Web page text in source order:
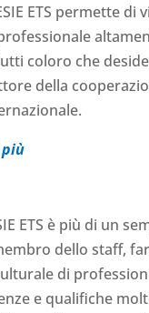
ETS permette di
coloro che
della
ETS è più di un
dello staff,
di
e qualifiche